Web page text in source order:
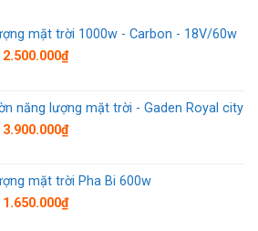
mặt trời 1000w - Carbon - 18V/60w
2.500.000₫
năng lượng mặt trời - Gaden Royal city
3.900.000₫
mặt trời Pha Bi 600w
1.650.000₫